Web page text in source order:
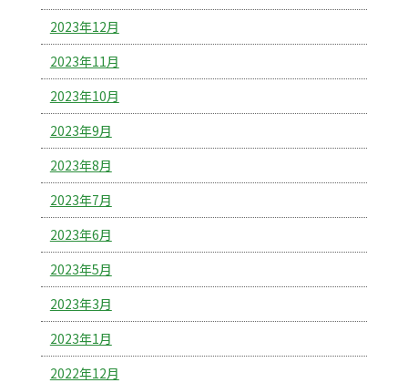
2023年12月
2023年11月
2023年10月
2023年9月
2023年8月
2023年7月
2023年6月
2023年5月
2023年3月
2023年1月
2022年12月